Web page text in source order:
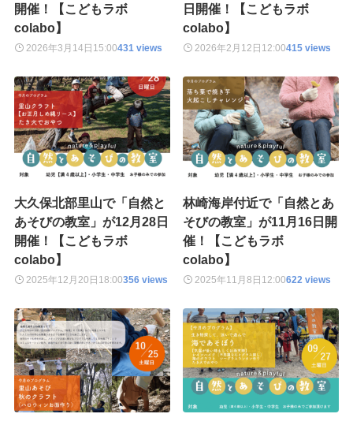
開催！【こどもラボ
colabo】
2026年3月14日 15:00431 views
日開催！【こどもラボ
colabo】
2026年2月12日 12:00415 views
大久保北部里山で「自然と
あそびの教室」が12月28日
開催！【こどもラボ
colabo】
2025年12月20日 18:00356 views
林崎海岸付近で「自然とあ
そびの教室」が11月16日開
催！【こどもラボ
colabo】
2025年11月8日 12:00622 views